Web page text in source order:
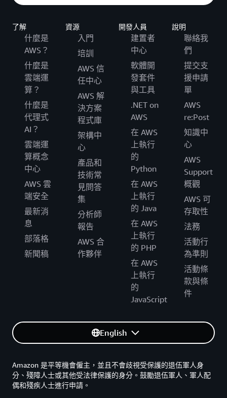
了解
什麼是
AWS？
什麼是
雲端運
算？
什麼是
代理式
AI？
雲端運
算概念
中心
AWS 雲
端安全
最新消
息
部落格
新聞稿
資源
入門
培訓
AWS 信
任中心
AWS 解
決方案
程式庫
架構中
心
產品和
技術常
見問答
集
分析師
報告
AWS 合
作夥伴
開發人員
建置者
中心
軟體開
發套件
與工具
.NET on
AWS
在 AWS
上執行
的
Python
在 AWS
上執行
的 Java
在 AWS
上執行
的 PHP
在 AWS
上執行
的
JavaScript
說明
聯絡我
們
提交支
援申請
單
AWS
re:Post
知識中
心
AWS
Support
概觀
AWS 可
存取性
法務
活動行
為準則
活動條
款與條
件
English
Amazon 是平等機會僱主，並且不會歧視受保護的退伍軍人身
分、殘障人士或其他受法律保護的身分。鼓勵退伍軍人、軍人配
偶和殘疾人士進行申請。